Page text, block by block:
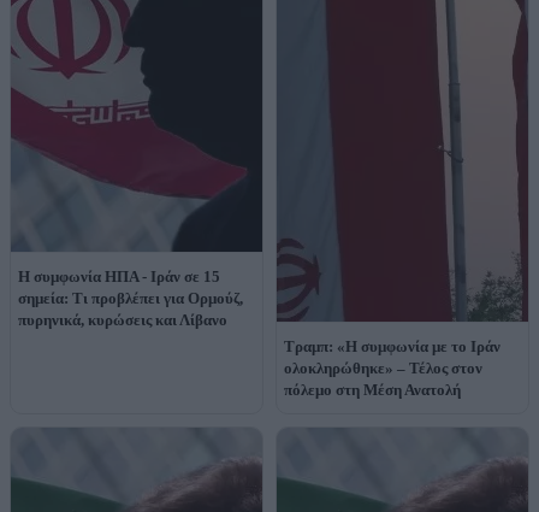
Η συμφωνία ΗΠΑ - Ιράν σε 15
σημεία: Τι προβλέπει για Ορμούζ,
πυρηνικά, κυρώσεις και Λίβανο
Τραμπ: «Η συμφωνία με το Ιράν
ολοκληρώθηκε» – Τέλος στον
πόλεμο στη Μέση Ανατολή